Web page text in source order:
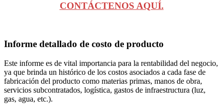
CONTÁCTENOS AQUÍ.
Informe detallado de costo de producto
Este informe es de vital importancia para la rentabilidad del negocio,
ya que brinda un histórico de los costos asociados a cada fase de
fabricación del producto como materias primas, manos de obra,
servicios subcontratados, logística, gastos de infraestructura (luz,
gas, agua, etc.).